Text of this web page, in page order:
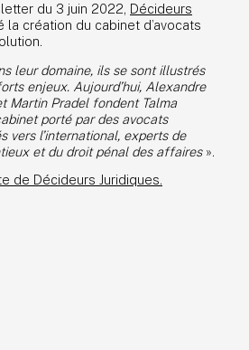
EXPERTISE
PRO BONO
ACTUALITÉS
CONTACT
du 3 juin 2022, Décideurs
la création du cabinet d’avocats
leur domaine, ils se sont illustrés
enjeux. Aujourd’hui, Alexandre
Martin Pradel fondent Talma
porté par des avocats
vers l’international, experts de
et du droit pénal des affaires».
de Décideurs Juridiques.